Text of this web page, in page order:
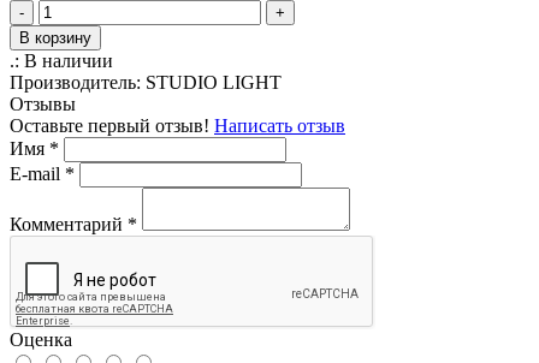
-
+
В корзину
.: В наличии
Производитель: STUDIO LIGHT
Отзывы
Оставьте первый отзыв! Написать отзыв
Имя *
E-mail *
Комментарий *
Оценка